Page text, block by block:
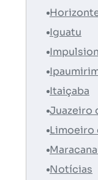
Iguatu
Itaiçaba
Juazeiro
Limoeiro
Notícias